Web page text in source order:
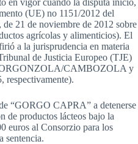
(UE) no 1151/2012 del
21 de noviembre de 2012 sobre
agrícolas y alimenticios). El
a la jurisprudencia en materia
de Justicia Europeo (TJE)
CAMBOZOLA y
“GORGO CAPRA” a detenerse
de productos lácteos bajo la
euros al Consorzio para los
sentencia.